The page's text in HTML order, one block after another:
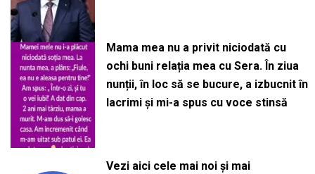
Mama mea nu a privit niciodată cu
ochi buni relația mea cu Sera. În ziua
nunții, în loc să se bucure, a izbucnit în
lacrimi și mi-a spus cu voce stinsă
Vezi aici cele mai noi și mai